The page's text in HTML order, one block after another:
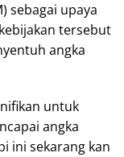
sebagai upaya
tersebut
angka
untuk
angka
ini sekarang kan